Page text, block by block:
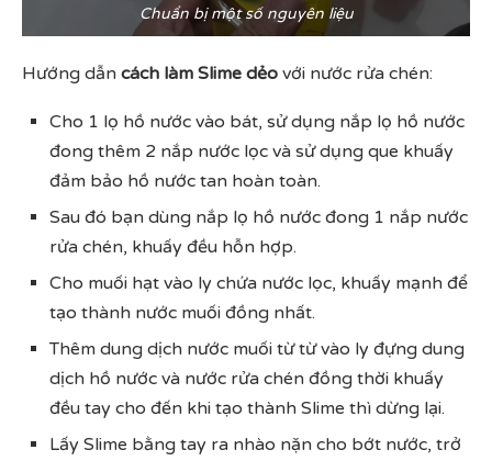
Chuẩn bị một số nguyên liệu
Hướng dẫn cách làm Slime dẻo với nước rửa chén:
Cho 1 lọ hồ nước vào bát, sử dụng nắp lọ hồ nước
đong thêm 2 nắp nước lọc và sử dụng que khuấy
đảm bảo hồ nước tan hoàn toàn.
Sau đó bạn dùng nắp lọ hồ nước đong 1 nắp nước
rửa chén, khuấy đều hỗn hợp.
Cho muối hạt vào ly chứa nước lọc, khuấy mạnh để
tạo thành nước muối đồng nhất.
Thêm dung dịch nước muối từ từ vào ly đựng dung
dịch hồ nước và nước rửa chén đồng thời khuấy
đều tay cho đến khi tạo thành Slime thì dừng lại.
Lấy Slime bằng tay ra nhào nặn cho bớt nước, trở